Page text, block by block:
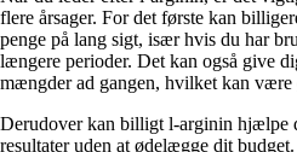
flere årsager. For det første kan
penge på lang sigt, især hvis du har
længere perioder. Det kan også give
mængder ad gangen, hvilket kan
Derudover kan billigt l-arginin hjælpe
resultater uden at ødelægge dit